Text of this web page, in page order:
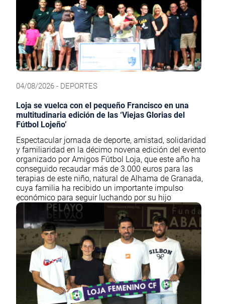
04/08/2026 - DEPORTES
Loja se vuelca con el pequeño Francisco en una
multitudinaria edición de las ‘Viejas Glorias del
Fútbol Lojeño’
Espectacular jornada de deporte, amistad, solidaridad
y familiaridad en la décimo novena edición del evento
organizado por Amigos Fútbol Loja, que este año ha
conseguido recaudar más de 3.000 euros para las
terapias de este niño, natural de Alhama de Granada,
cuya familia ha recibido un importante impulso
económico para seguir luchando por su hijo